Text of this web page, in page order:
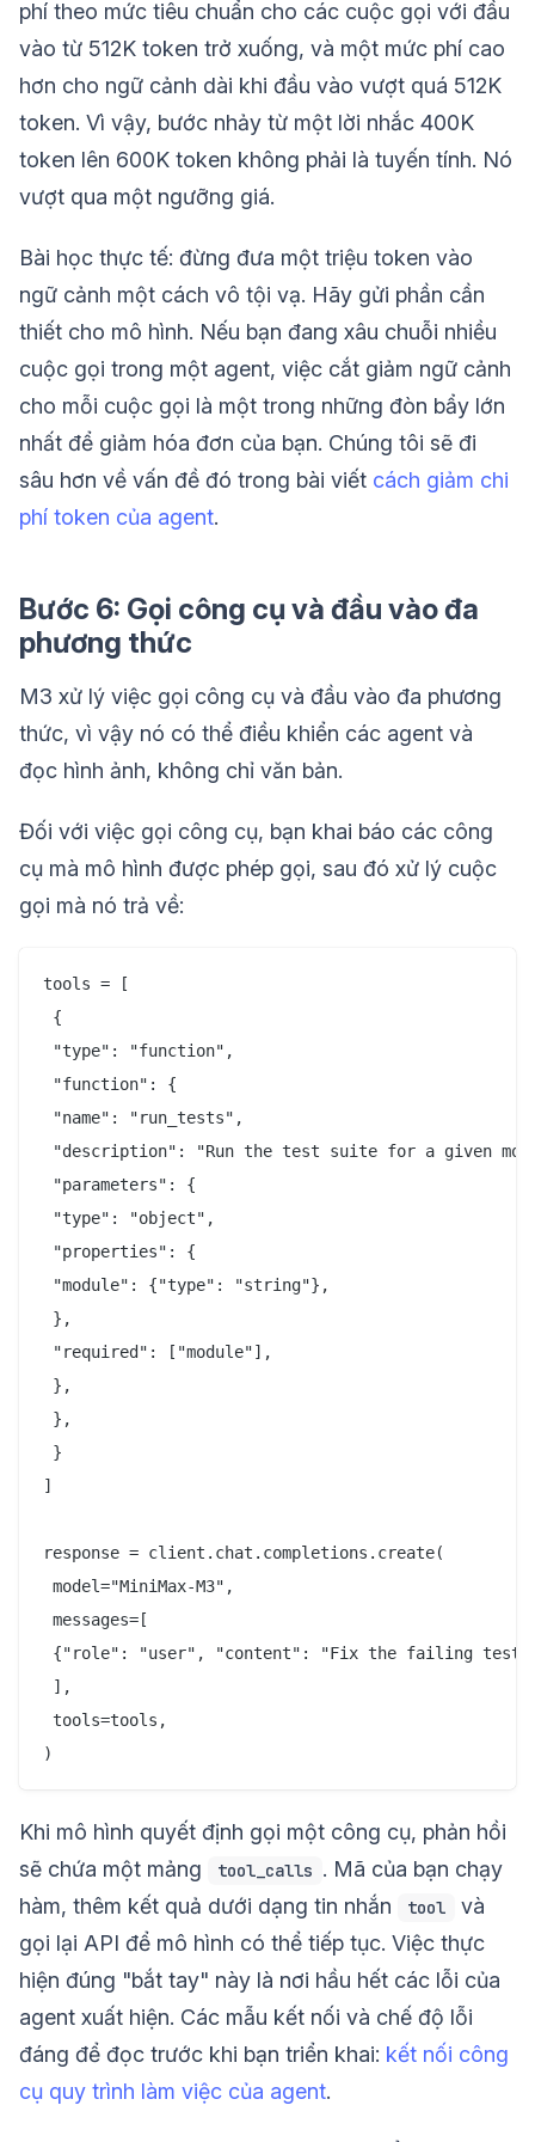
phí theo mức tiêu chuẩn cho các cuộc gọi với đầu
vào từ 512K token trở xuống, và một mức phí cao
hơn cho ngữ cảnh dài khi đầu vào vượt quá 512K
token. Vì vậy, bước nhảy từ một lời nhắc 400K
token lên 600K token không phải là tuyến tính. Nó
vượt qua một ngưỡng giá.
Bài học thực tế: đừng đưa một triệu token vào
ngữ cảnh một cách vô tội vạ. Hãy gửi phần cần
thiết cho mô hình. Nếu bạn đang xâu chuỗi nhiều
cuộc gọi trong một agent, việc cắt giảm ngữ cảnh
cho mỗi cuộc gọi là một trong những đòn bẩy lớn
nhất để giảm hóa đơn của bạn. Chúng tôi sẽ đi
sâu hơn về vấn đề đó trong bài viết cách giảm chi
phí token của agent.
Bước 6: Gọi công cụ và đầu vào đa
phương thức
M3 xử lý việc gọi công cụ và đầu vào đa phương
thức, vì vậy nó có thể điều khiển các agent và
đọc hình ảnh, không chỉ văn bản.
Đối với việc gọi công cụ, bạn khai báo các công
cụ mà mô hình được phép gọi, sau đó xử lý cuộc
gọi mà nó trả về:
tools = [
{
"type": "function",
"function": {
"name": "run_tests",
"description": "Run the test suite for a given
"parameters": {
"type": "object",
"properties": {
"module": {"type": "string"},
},
"required": ["module"],
},
},
}
]
response = client.chat.completions.create(
model="MiniMax-M3",
messages=[
{"role": "user", "content": "Fix the failing test
],
tools=tools,
Khi mô hình quyết định gọi một công cụ, phản hồi
sẽ chứa một mảng
tool_calls . Mã của bạn chạy
hàm, thêm kết quả dưới dạng tin nhắn
tool
và
gọi lại API để mô hình có thể tiếp tục. Việc thực
hiện đúng "bắt tay" này là nơi hầu hết các lỗi của
agent xuất hiện. Các mẫu kết nối và chế độ lỗi
đáng để đọc trước khi bạn triển khai: kết nối công
cụ quy trình làm việc của agent.